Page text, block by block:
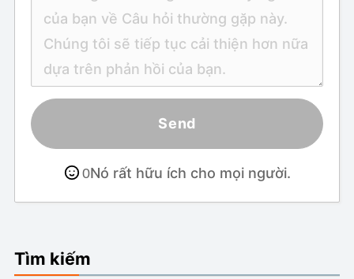
Send
0Nó rất hữu ích cho mọi người.
Tìm kiếm